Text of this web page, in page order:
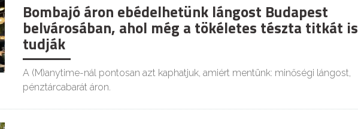
Bombajó áron ebédelhetünk lángost Budapest
belvárosában, ahol még a tökéletes tészta titkát is
tudják
A (M)anytime-nál pontosan azt kaphatjuk, amiért mentünk: minőségi lángost,
pénztárcabarát áron.